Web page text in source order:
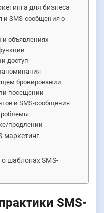
для бизнеса
SMS-сообщения о
объявлениях
доступ
бронировании
посещении
и SMS-сообщения
продлении
маркетинг
шаблонах SMS-
SMS-